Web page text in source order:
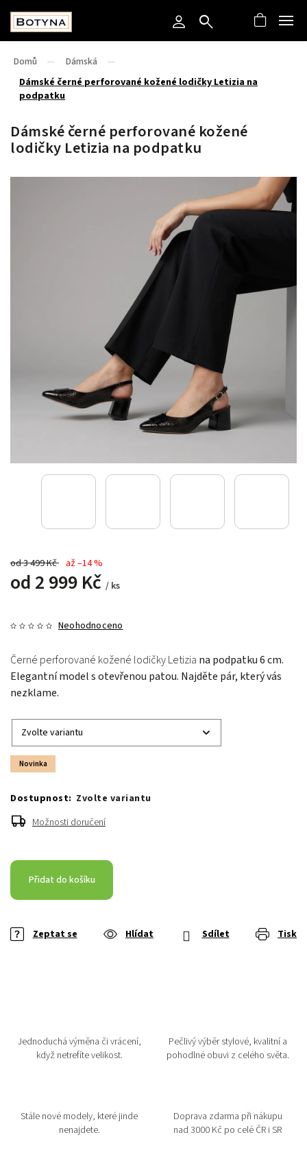
Domů / Dámská
/
Dámské černé perforované kožené lodičky Letizia na
podpatku
Dámské černé perforované kožené
lodičky Letizia na podpatku
od 3 499 Kč až –14 %
od 2 999 Kč / ks
Novinka
Neohodnoceno
Černé perforované kožené lodičky Letizia na podpatku 6 cm.
Elegantní model s otevřenou patou. Najděte pár, který vás
nezklame.
Zvolte variantu
Možnosti doručení
Přidat do košíku
Tisk
Zeptat se Hlídat Sdílet
Jednoduchá výměna či vrácení,
když netrefíte velikost.
Pečlivý výběr stylové, kvalitní a
pohodlné obuvi z celého světa.
Stále nové modely, které jinde
nenajdete.
Doprava zdarma při nákupu
nad 3000 Kč po celé ČR i SR